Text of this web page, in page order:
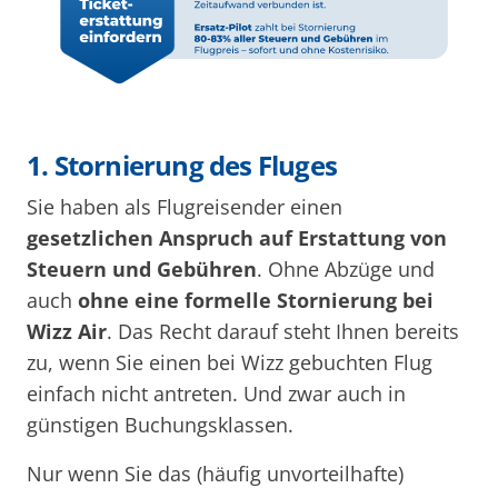
1. Stornierung des Fluges
Sie haben als Flugreisender einen
gesetzlichen Anspruch auf Erstattung von
Steuern und Gebühren. Ohne Abzüge und
auch ohne eine formelle Stornierung bei
Wizz Air. Das Recht darauf steht Ihnen bereits
zu, wenn Sie einen bei Wizz gebuchten Flug
einfach nicht antreten. Und zwar auch in
günstigen Buchungsklassen.
Nur wenn Sie das (häufig unvorteilhafte)